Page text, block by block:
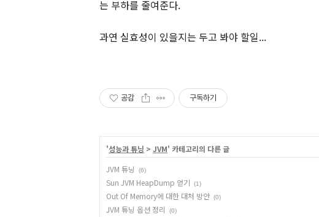
는 부하를 줄여준다.
과연 실효성이 있을지는 두고 봐야 할일...
공감 구독하기
'성능과 튜닝 > JVM' 카테고리의 다른 글
JVM 튜닝
(6)
Sun JVM HeapDump 얻기 (1)
Out Of Memory에 대한 대처 방안 (0)
JVM 튜닝 옵션 정리 (0)